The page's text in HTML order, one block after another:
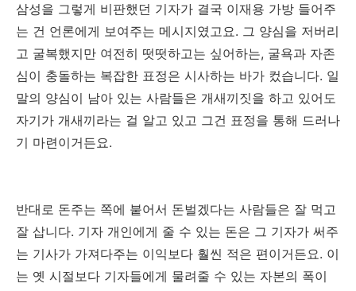
삼성을 그렇게 비판했던 기자가 결국 이재용 가방 들어주
는 건 언론에게 보여주는 메시지였고요. 그 양심을 저버리
고 굴복했지만 여전히 떳떳하고는 싶어하는, 굴욕과 자존
심이 충돌하는 복잡한 표정은 시사하는 바가 컸습니다. 일
말의 양심이 남아 있는 사람들은 개새끼짓을 하고 있어도
자기가 개새끼라는 걸 알고 있고 그건 표정을 통해 드러나
기 마련이거든요.
반대로 돈주는 쪽에 붙어서 돈벌겠다는 사람들은 잘 먹고
잘 삽니다. 기자 개인에게 줄 수 있는 돈은 그 기자가 써주
는 기사가 가져다주는 이익보다 훨씬 적은 편이거든요. 이
는 옛 시절보다 기자들에게 물려줄 수 있는 자본의 폭이